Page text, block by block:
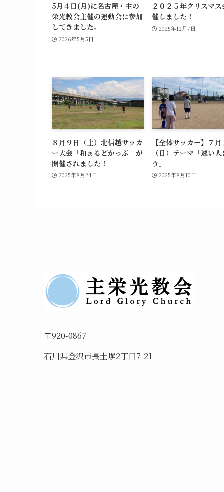
5月４日(月)に名古屋・主の
栄光教会主催の運動会に参加
してきました。
2026年5月5日
２０２５年クリスマ
催しました！
2025年12月7日
８月９日（土）北信越サッカ
ー大会「和ぁるどかっぷ」が
開催されました！
2025年8月24日
【全体サッカー】７
（日）テーマ「速い
う」
2025年8月10日
〒920-0867
石川県金沢市長土塀2丁目7-21